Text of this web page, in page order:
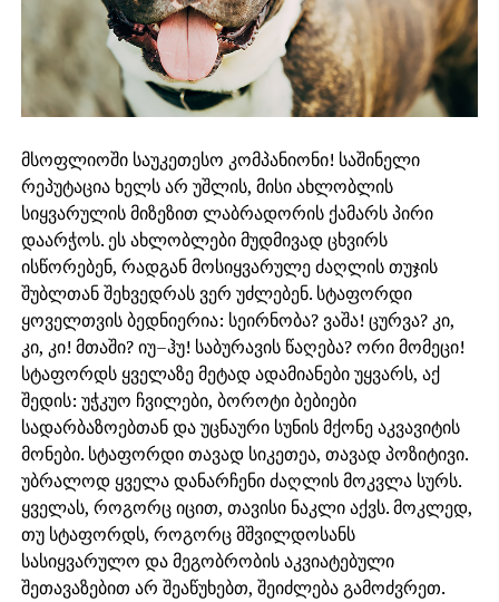
მსოფლიოში საუკეთესო კომპანიონი! საშინელი
რეპუტაცია ხელს არ უშლის, მისი ახლობლის
სიყვარულის მიზეზით ლაბრადორის ქამარს პირი
დაარჭოს. ეს ახლობლები მუდმივად ცხვირს
ისწორებენ, რადგან მოსიყვარულე ძაღლის თუჯის
შუბლთან შეხვედრას ვერ უძლებენ. სტაფორდი
ყოველთვის ბედნიერია: სეირნობა? ვაშა! ცურვა? კი,
კი, კი! მთაში? იუ–ჰუ! საბურავის წაღება? ორი მომეცი!
სტაფორდს ყველაზე მეტად ადამიანები უყვარს, აქ
შედის: უჭკუო ჩვილები, ბოროტი ბებიები
სადარბაზოებთან და უცნაური სუნის მქონე აკვავიტის
მონები. სტაფორდი თავად სიკეთეა, თავად პოზიტივი.
უბრალოდ ყველა დანარჩენი ძაღლის მოკვლა სურს.
ყველას, როგორც იცით, თავისი ნაკლი აქვს. მოკლედ,
თუ სტაფორდს, როგორც მშვილდოსანს
სასიყვარულო და მეგობრობის აკვიატებული
შეთავაზებით არ შეაწუხებთ, შეიძლება გამოძვრეთ.